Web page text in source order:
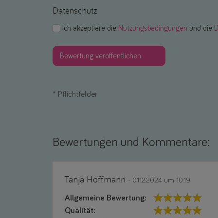
Datenschutz
Ich akzeptiere die Nutzungsbedingungen und die
* Pflichtfelder
Bewertungen und Kommentare:
Tanja Hoffmann - 01.12.2024 um 10:19
Allgemeine Bewertung:
Qualität: